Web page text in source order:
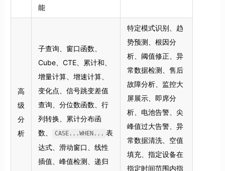
能
高
级
分
析
子查询、窗口函数、
Cube、CTE、累计和、
增量计算、增速计算、
变化点、信号跳变差值
查询、分位数函数、行
列转换、累计分布函
数、
CASE...WHEN... 表
达式、滑动窗口、线性
插值、峰值检测、递归
特定模式识别、趋
势预测、根因分
析、阈值修正、异
常数据检测、售后
故障分析、监控大
屏展示、即席分
析、电池告警、尖
峰值过大告警、异
常数据清洗、空值
填充、指定设备在
指定时间范围内指